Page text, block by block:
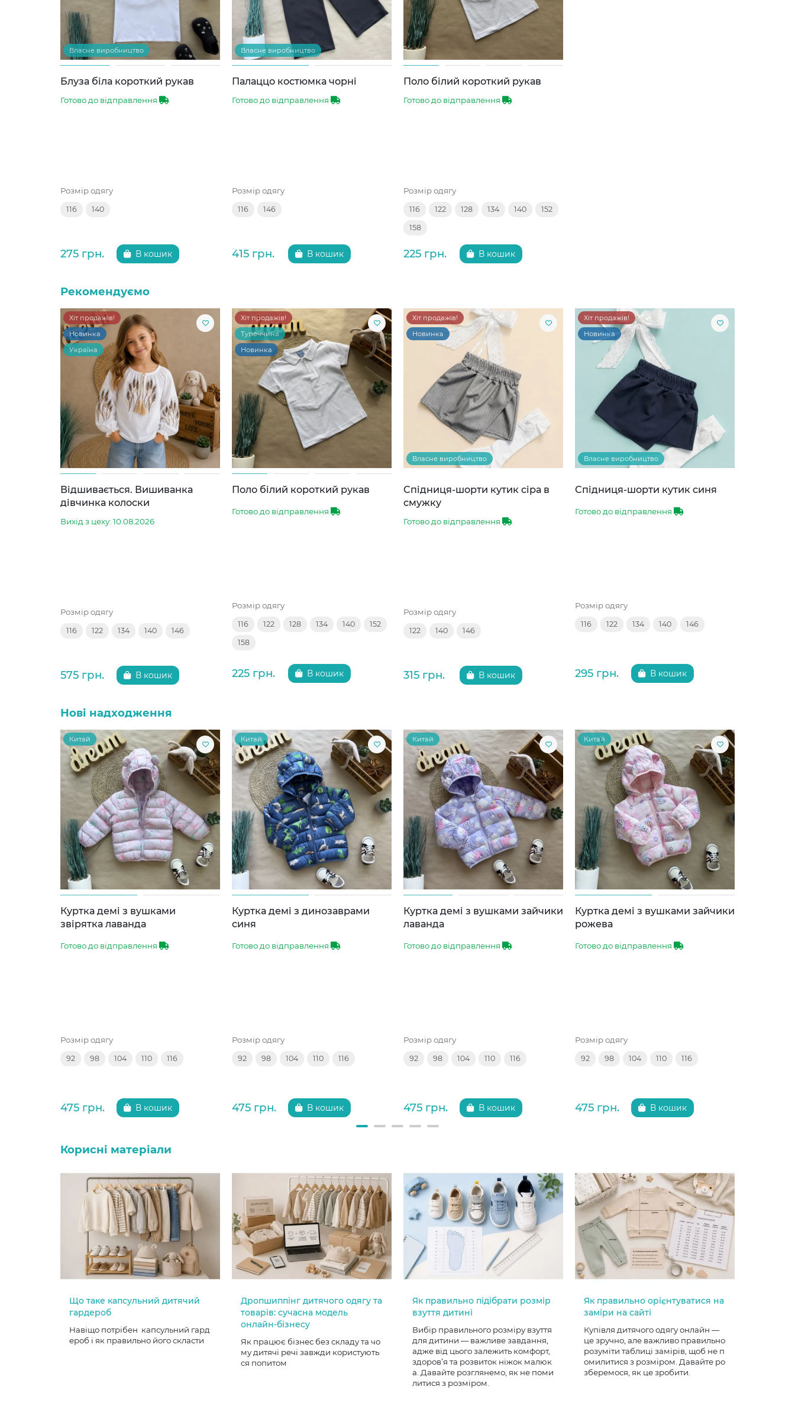
Власне виробництво
Блуза біла короткий рукав
Готово до відправлення
Розмір одягу
116 140
275 грн. В кошик
Власне виробництво
Палаццо костюмка чорні
Готово до відправлення
Розмір одягу
116 146
415 грн. В кошик
Поло білий короткий рукав
Готово до відправлення
Розмір одягу
116 122 128 134 140 152
158
225 грн. В кошик
Рекомендуємо
Хіт продажів!
Новинка
Україна
Відшивається. Вишиванка
дівчинка колоски
Вихід з цеху: 10.08.2026
Розмір одягу
116 122 134 140 146
575 грн. В кошик
Хіт продажів!
Туреччина
Новинка
Поло білий короткий рукав
Готово до відправлення
Розмір одягу
116 122 128 134 140 152
158
225 грн. В кошик
Хіт продажів!
Новинка
Власне виробництво
Спідниця-шорти кутик сіра в
смужку
Готово до відправлення
Розмір одягу
122 140 146
315 грн. В кошик
Хіт продажів!
Новинка
Власне виробництво
Спідниця-шорти кутик синя
Готово до відправлення
Розмір одягу
116 122 134 140 146
295 грн. В кошик
Нові надходження
Китай
Куртка демі з вушками
звірятка лаванда
Готово до відправлення
Розмір одягу
92 98 104 110 116
475 грн. В кошик
Китай
Куртка демі з динозаврами
синя
Готово до відправлення
Розмір одягу
92 98 104 110 116
475 грн. В кошик
Китай
Куртка демі з вушками зайчики
лаванда
Готово до відправлення
Розмір одягу
92 98 104 110 116
475 грн. В кошик
Китай
Куртка демі з вушками зайчики
рожева
Готово до відправлення
Розмір одягу
92 98 104 110 116
475 грн. В кошик
Корисні матеріали
Що таке капсульний дитячий
гардероб
Навіщо потрібен капсульний гард
ероб і як правильно його скласти
Дропшиппінг дитячого одягу та
товарів: сучасна модель
онлайн-бізнесу
Як працює бізнес без складу та чо
му дитячі речі завжди користують
ся попитом
Як правильно підібрати розмір
взуття дитині
Вибір правильного розміру взуття
для дитини — важливе завдання,
адже від цього залежить комфорт,
здоров’я та розвиток ніжок малюк
а. Давайте розглянемо, як не поми
литися з розміром.
Як правильно орієнтуватися на
заміри на сайті
Купівля дитячого одягу онлайн —
це зручно, але важливо правильно
розуміти таблиці замірів, щоб не п
омилитися з розміром. Давайте ро
зберемося, як це зробити.